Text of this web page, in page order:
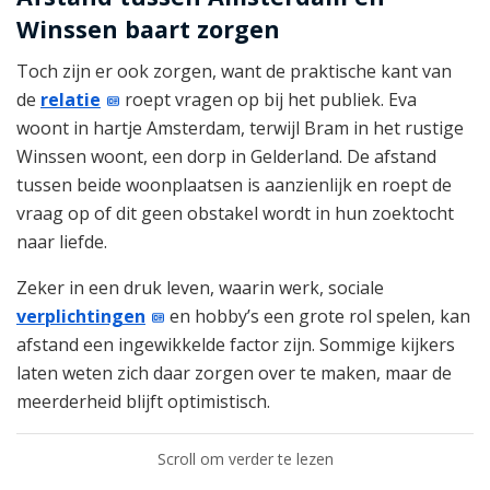
Winssen baart zorgen
Toch zijn er ook zorgen, want de praktische kant van
de relatie
roept vragen op bij het publiek. Eva
woont in hartje Amsterdam, terwijl Bram in het rustige
Winssen woont, een dorp in Gelderland. De afstand
tussen beide woonplaatsen is aanzienlijk en roept de
vraag op of dit geen obstakel wordt in hun zoektocht
naar liefde.
Zeker in een druk leven, waarin werk, sociale
verplichtingen
en hobby’s een grote rol spelen, kan
afstand een ingewikkelde factor zijn. Sommige kijkers
laten weten zich daar zorgen over te maken, maar de
meerderheid blijft optimistisch.
Scroll om verder te lezen